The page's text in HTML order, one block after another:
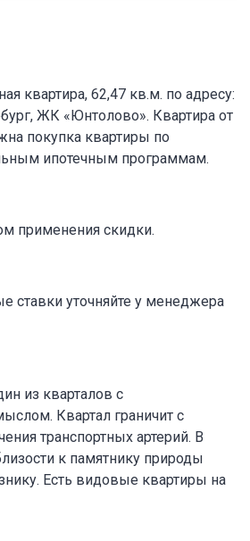
квартира, 62,47 кв.м. по адресу:
ЖК «Юнтолово». Квартира от
покупка квартиры по
ипотечным программам.
применения скидки.
ставки уточняйте у менеджера
из кварталов с
Квартал граничит с
транспортных артерий. В
к памятнику природы
Есть видовые квартиры на